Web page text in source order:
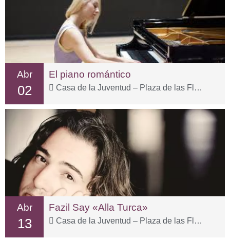
Abr
02
El piano romántico
Casa de la Juventud – Plaza de las Flores, 15
Abr
13
Fazil Say «Alla Turca»
Casa de la Juventud – Plaza de las Flores, 15